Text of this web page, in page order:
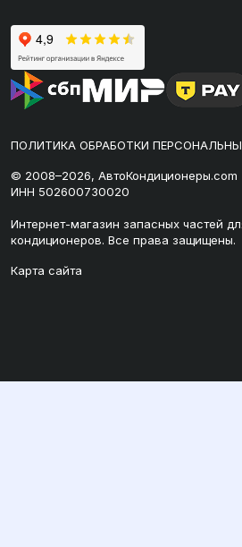
ПОЛИТИКА ОБРАБОТКИ
© 2008–2026, АвтоКондиционеры.com
ИНН 502600730020
Интернет-магазин запасных частей
кондиционеров. Все права защищены.
Карта сайта